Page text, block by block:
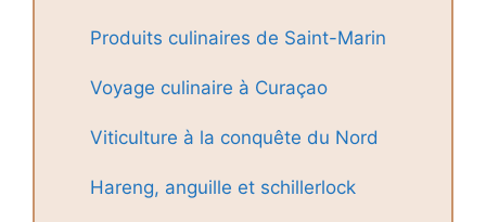
Produits culinaires de Saint-Marin
Voyage culinaire à Curaçao
Viticulture à la conquête du Nord
Hareng, anguille et schillerlock